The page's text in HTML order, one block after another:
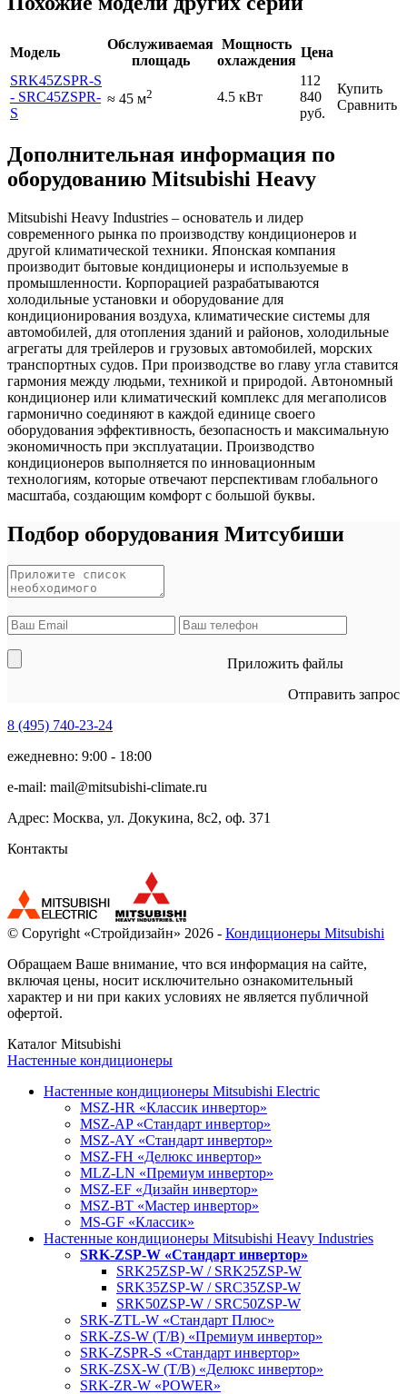
Модель
Обслуживаемая
площадь
Мощность
охлаждения
Цена
SRK45ZSPR-S
- SRC45ZSPR-
S
≈ 45 м2 4.5 кВт
112
840
руб.
Купить
Сравнить
Дополнительная информация по
оборудованию Mitsubishi Heavy
Mitsubishi Heavy Industries – основатель и лидер
современного рынка по производству кондиционеров и
другой климатической техники. Японская компания
производит бытовые кондиционеры и используемые в
промышленности. Корпорацией разрабатываются
холодильные установки и оборудование для
кондиционирования воздуха, климатические системы для
автомобилей, для отопления зданий и районов, холодильные
агрегаты для трейлеров и грузовых автомобилей, морских
транспортных судов. При производстве во главу угла ставится
гармония между людьми, техникой и природой. Автономный
кондиционер или климатический комплекс для мегаполисов
гармонично соединяют в каждой единице своего
оборудования эффективность, безопасность и максимальную
экономичность при эксплуатации. Производство
кондиционеров выполняется по инновационным
технологиям, которые отвечают перспективам глобального
масштаба, создающим комфорт с большой буквы.
Подбор оборудования Митсубиши
Приложить файлы
Отправить запрос
8 (495) 740-23-24
ежедневно: 9:00 - 18:00
e-mail: mail@mitsubishi-climate.ru
Адрес: Москва, ул. Докукина, 8с2, оф. 371
Контакты
© Copyright «Стройдизайн» 2026 - Кондиционеры Mitsubishi
Обращаем Ваше внимание, что вся информация на сайте,
включая цены, носит исключительно ознакомительный
характер и ни при каких условиях не является публичной
офертой.
Каталог Mitsubishi
Настенные кондиционеры
Настенные кондиционеры Mitsubishi Electric
MSZ-HR «Классик инвертор»
MSZ-AP «Стандарт инвертор»
MSZ-AY «Стандарт инвертор»
MSZ-FH «Делюкс инвертор»
MLZ-LN «Премиум инвертор»
MSZ-EF «Дизайн инвертор»
MSZ-BT «Мастер инвертор»
MS-GF «Классик»
Настенные кондиционеры Mitsubishi Heavy Industries
SRK-ZSP-W «Стандарт инвертор»
SRK25ZSP-W / SRK25ZSP-W
SRK35ZSP-W / SRC35ZSP-W
SRK50ZSP-W / SRC50ZSP-W
SRK-ZTL-W «Стандарт Плюс»
SRK-ZS-W (T/B) «Премиум инвертор»
SRK-ZSPR-S «Стандарт инвертор»
SRK-ZSX-W (T/B) «Делюкс инвертор»
SRK-ZR-W «POWER»